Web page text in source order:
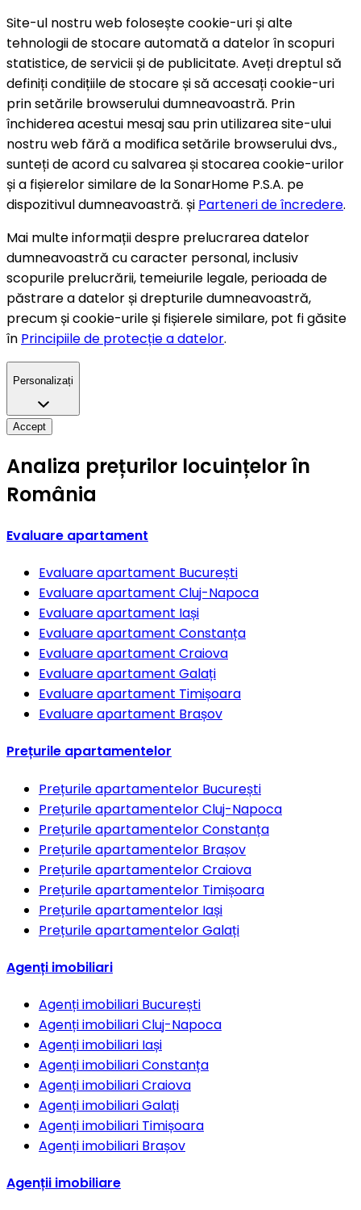
Site-ul nostru web folosește cookie-uri și alte
tehnologii de stocare automată a datelor în scopuri
statistice, de servicii și de publicitate. Aveți dreptul să
definiți condițiile de stocare și să accesați cookie-uri
prin setările browserului dumneavoastră. Prin
închiderea acestui mesaj sau prin utilizarea site-ului
nostru web fără a modifica setările browserului dvs.,
sunteți de acord cu salvarea și stocarea cookie-urilor
și a fișierelor similare de la SonarHome P.S.A. pe
dispozitivul dumneavoastră. și Parteneri de încredere.
Mai multe informații despre prelucrarea datelor
dumneavoastră cu caracter personal, inclusiv
scopurile prelucrării, temeiurile legale, perioada de
păstrare a datelor și drepturile dumneavoastră,
precum și cookie-urile și fișierele similare, pot fi găsite
în Principiile de protecție a datelor.
Personalizați
Accept
Analiza prețurilor locuințelor în
România
Evaluare apartament
Evaluare apartament București
Evaluare apartament Cluj-Napoca
Evaluare apartament Iași
Evaluare apartament Constanța
Evaluare apartament Craiova
Evaluare apartament Galați
Evaluare apartament Timișoara
Evaluare apartament Brașov
Prețurile apartamentelor
Prețurile apartamentelor București
Prețurile apartamentelorCluj-Napoca
Prețurile apartamentelorConstanța
Prețurile apartamentelor Brașov
Prețurile apartamentelorCraiova
Prețurile apartamentelor Timișoara
Prețurile apartamentelor Iași
Prețurile apartamentelorGalați
Agenți imobiliari
Agenți imobiliari București
Agenți imobiliariCluj-Napoca
Agenți imobiliari Iași
Agenți imobiliariConstanța
Agenți imobiliariCraiova
Agenți imobiliariGalați
Agenți imobiliari Timișoara
Agenți imobiliari Brașov
Agenții imobiliare